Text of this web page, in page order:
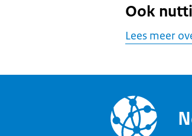
Ook
Lees meer